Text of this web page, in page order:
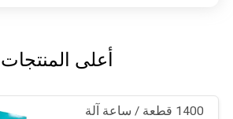
أعلى المنتجات
1400 قطعة / ساعة آلة